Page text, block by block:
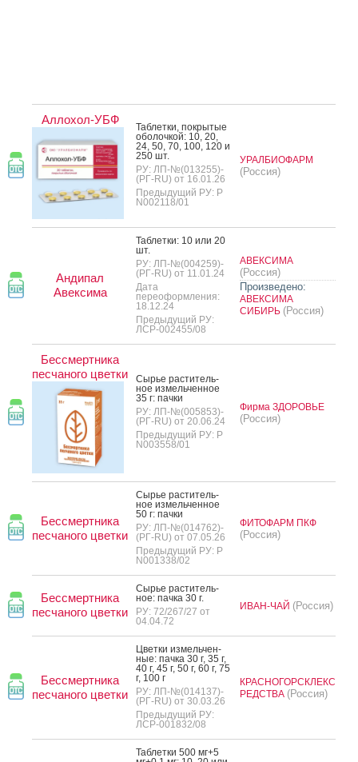
Аллохол-УБФ
Таб­летки, пок­ры­тые
обо­лоч­кой: 10, 20,
24, 50, 70, 100, 120 и
250 шт.
РУ: ЛП-№(013255)-
(РГ-RU) от 16.01.26
Предыдущий РУ: Р
N002118/01
УРАЛБИОФАРМ
(Россия)
Андипал
Авексима
Таб­летки: 10 или 20
шт.
РУ: ЛП-№(004259)-
(РГ-RU) от 11.01.24
Дата
переоформления:
18.12.24
Предыдущий РУ:
ЛСР-002455/08
АВЕКСИМА
(Россия)
Произведено:
АВЕКСИМА
СИБИРЬ (Россия)
Бессмертника
песчаного цветки
Сырье рас­ти­тель­
ное из­мель­чен­ное
35 г: пач­ки
РУ: ЛП-№(005853)-
(РГ-RU) от 20.06.24
Предыдущий РУ: Р
N003558/01
Фирма ЗДОРОВЬЕ
(Россия)
Бессмертника
песчаного цветки
Сырье рас­ти­тель­
ное из­мель­чен­ное
50 г: пач­ки
РУ: ЛП-№(014762)-
(РГ-RU) от 07.05.26
Предыдущий РУ: Р
N001338/02
ФИТОФАРМ ПКФ
(Россия)
Бессмертника
песчаного цветки
Сырье рас­ти­тель­
ное: пач­ка 30 г.
РУ: 72/267/27 от
04.04.72
ИВАН-ЧАЙ (Россия)
Бессмертника
песчаного цветки
Цвет­ки из­мель­чен­
ные: пач­ка 30 г, 35 г,
40 г, 45 г, 50 г, 60 г, 75
г, 100 г
РУ: ЛП-№(014137)-
(РГ-RU) от 30.03.26
Предыдущий РУ:
ЛСР-001832/08
КРАСНОГОРСКЛЕКС
РЕДСТВА (Россия)
Таб­летки 500 мг+5